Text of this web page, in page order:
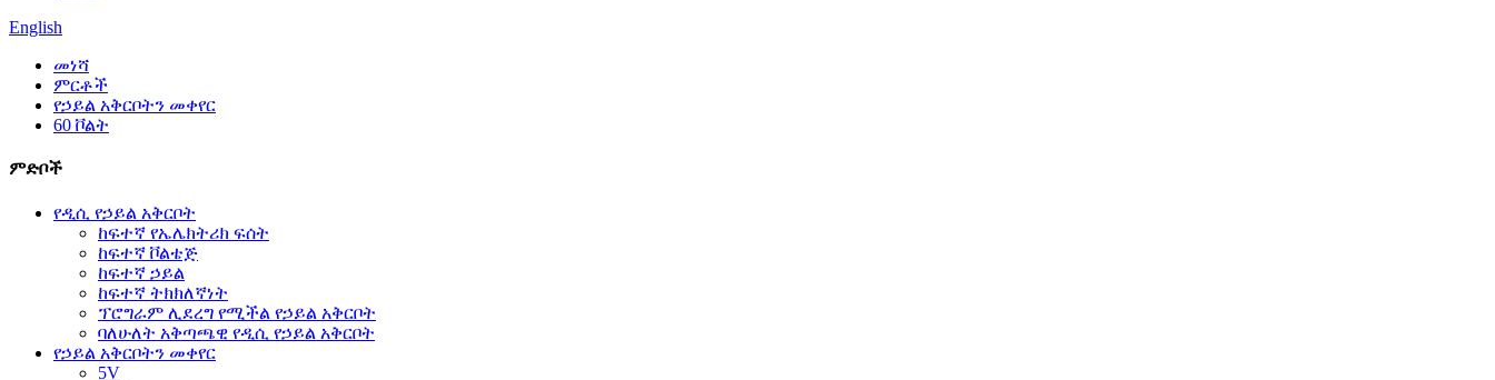
English
መነሻ
ምርቶች
የኃይል አቅርቦትን መቀየር
60 ቮልት
ምድቦች
የዲሲ የኃይል አቅርቦት
ከፍተኛ የኤሌክትሪክ ፍሰት
ከፍተኛ ቮልቴጅ
ከፍተኛ ኃይል
ከፍተኛ ትክክለኛነት
ፕሮግራም ሊደረግ የሚችል የኃይል አቅርቦት
ባለሁለት አቅጣጫዊ የዲሲ የኃይል አቅርቦት
የኃይል አቅርቦትን መቀየር
5V